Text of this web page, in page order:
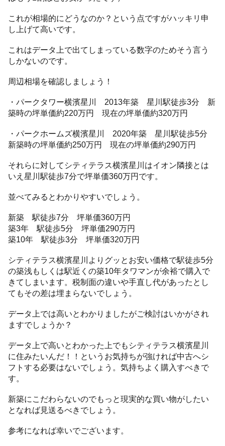
これが相場的にどうなのか？という点ですがハッキリ申
し上げて高いです。
これはデータ上で出てしまっている数字のためそう言う
しかないのです。
周辺相場を確認しましょう！
・パークタワー横濱星川 2013年築 星川駅徒歩3分 新
築時の坪単価約220万円 現在の坪単価約320万円
・パークホームズ横濱星川 2020年築 星川駅徒歩5分
新築時の坪単価約250万円 現在の坪単価約290万円
それらに対してシティテラス横濱星川はイオン隣接とは
いえ星川駅徒歩7分で坪単価360万円です。
並べてみるとわかりやすいでしょう。
新築 駅徒歩7分 坪単価360万円
築3年 駅徒歩5分 坪単価290万円
築10年 駅徒歩3分 坪単価320万円
シティテラス横濱星川よりグッとお安い価格で駅徒歩5分
の築浅もしくは駅近くの築10年タワマンが余裕で購入で
きてしまいます。税制面の違いや手直し代があったとし
てもその差は埋まらないでしょう。
データ上では高いとわかりましたがご検討はいかがされ
ますでしょうか？
データ上で高いとわかった上でもシティテラス横濱星川
に住みたいんだ！！というお気持ちが強ければ中古へシ
フトする必要はないでしょう。気持ちよく購入すべきで
す。
新築にこだわらないのでもっと現実的な買い物がしたい
となれば見送るべきでしょう。
参考になれば幸いでございます。